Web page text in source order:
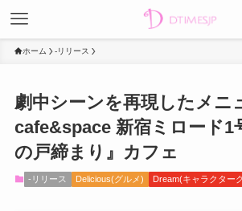
ホーム -リリース
劇中シーンを再現したメニ
cafe&space 新宿ミロード1
の戸締まり』カフェ
-リリース Delicious(グルメ) Dream(キャラクター